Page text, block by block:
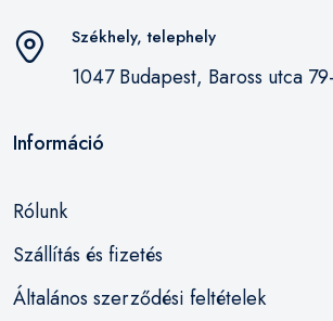
Székhely, telephely
1047 Budapest, Baross utca
Információ
Rólunk
Szállítás és fizetés
Általános szerződési feltételek